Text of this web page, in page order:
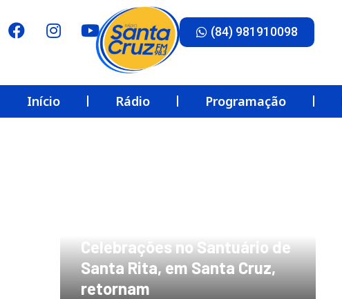
(84) 981910098
Início Rádio Programação
Celebrações no Santuário de
Santa Rita, em Santa Cruz,
retornam